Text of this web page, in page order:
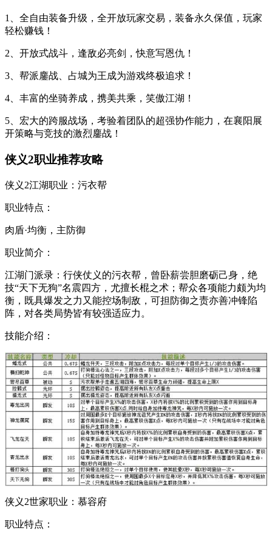
1、全自由装备升级，全开放玩家交易，装备永久保值，玩家
轻松赚钱！
2、开放式战斗，逢敌必亮剑，快意写恩仇！
3、帮派鏖战、占城为王成为游戏终极追求！
4、丰富的坐骑养成，携美共乘，笑傲江湖！
5、宏大的跨服战场，考验着团队的超强协作能力，在襄阳展
开策略与竞技的激烈鏖战！
侠义2职业推荐攻略
侠义2江湖职业：污衣帮
职业特点：
肉盾·均衡，主防御
职业简介：
江湖门派录：行侠仗义的污衣帮，曾卧薪尝胆磨砺己身，绝
技“天下无狗”名震四方，尤擅长棍之术；帮众各项能力颇为均
衡，既具爆发之力又能控场制敌，可担防御之责亦善冲锋陷
阵，对各类局势皆有较强适应力。
技能介绍：
侠义2世家职业：慕容府
职业特点：